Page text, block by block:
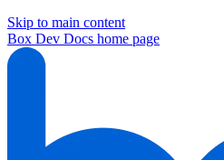
Skip to main content
Box Dev Docs home page